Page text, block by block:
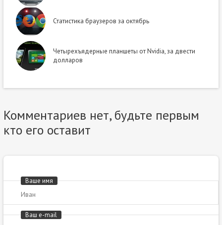
Статистика браузеров за октябрь
Четырехъядерные планшеты от Nvidia, за двести
долларов
Комментариев нет, будьте первым
кто его оставит
Ваше имя
Ваш e-mail